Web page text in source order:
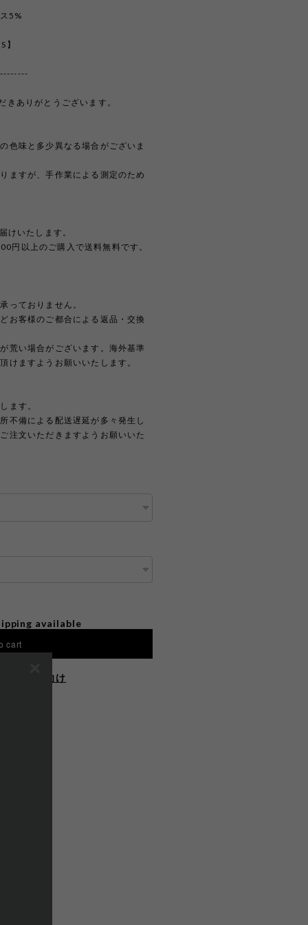
5%
ありがとうございます。
色味と多少異なる場合がございま
ますが、手作業による測定のため
けいたします。
円以上のご購入で送料無料です。
っておりません。
お客様のご都合による返品・交換
荒い場合がございます。海外基準
けますようお願いいたします。
ます。
不備による配送遅延が多々発生し
注文いただきますようお願いいた
available
cart
まいの方向け